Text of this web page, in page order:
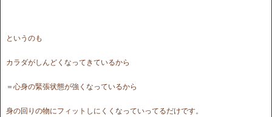
というのも
カラダがしんどくなってきているから
＝心身の緊張状態が強くなっているから
身の回りの物にフィットしにくくなっていってるだけです。